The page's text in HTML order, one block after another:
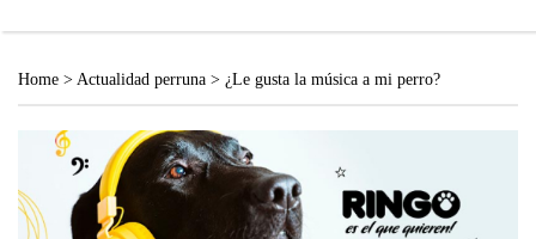
Home > Actualidad perruna > ¿Le gusta la música a mi perro?